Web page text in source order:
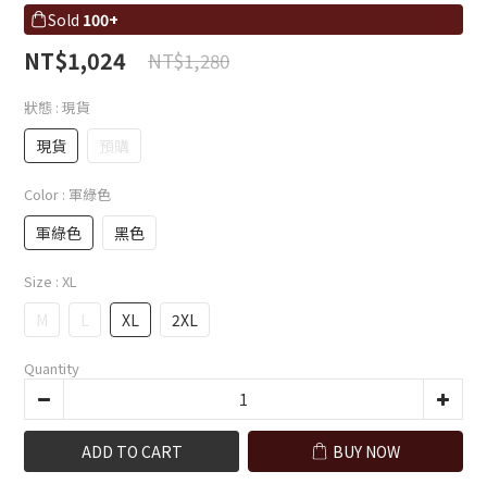
Sold 100+
NT$1,024 NT$1,280
狀態 : 現貨
現貨 預購
Color : 軍綠色
軍綠色 黑色
Size : XL
M L XL 2XL
Quantity
ADD TO CART BUY NOW